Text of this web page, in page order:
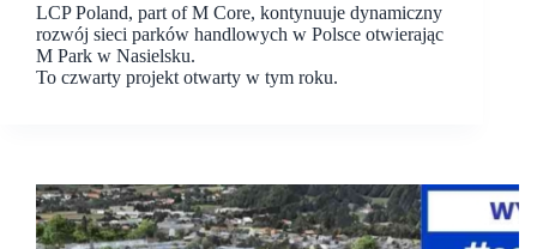
LCP Poland, part of M Core, kontynuuje dynamiczny
rozwój sieci parków handlowych w Polsce otwierając
M Park w Nasielsku.
To czwarty projekt otwarty w tym roku.